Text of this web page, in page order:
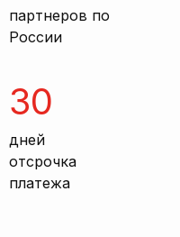
партнеров по
России
30
дней
отсрочка
платежа